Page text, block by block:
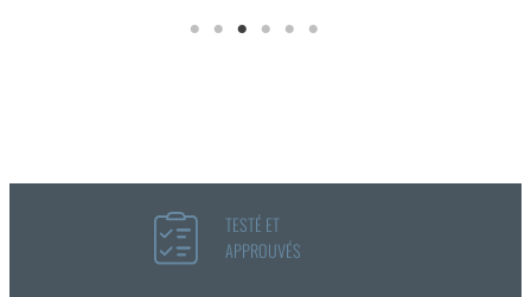
TESTÉ ET
APPROUVÉS